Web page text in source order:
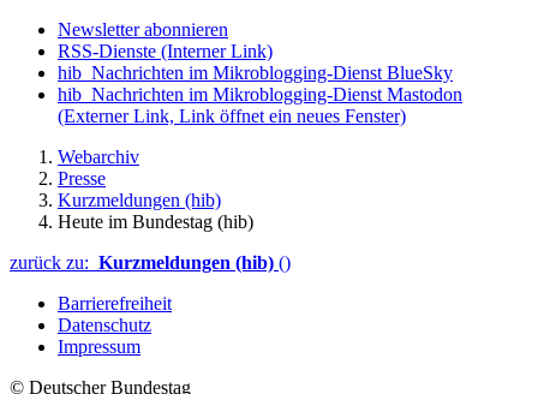
Newsletter abonnieren
RSS-Dienste (Interner Link)
hib_Nachrichten im Mikroblogging-Dienst BlueSky
hib_Nachrichten im Mikroblogging-Dienst Mastodon
(Externer Link, Link öffnet ein neues Fenster)
Webarchiv
Presse
Kurzmeldungen (hib)
Heute im Bundestag (hib)
zurück zu: Kurzmeldungen (hib) ()
Barrierefreiheit
Datenschutz
Impressum
© Deutscher Bundestag